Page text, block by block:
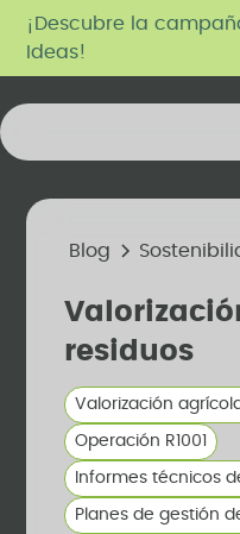
¡Descubre la
Ideas!
Blog
residuos
Valorización
Operación R1001
Informes técnicos
Planes de gestión